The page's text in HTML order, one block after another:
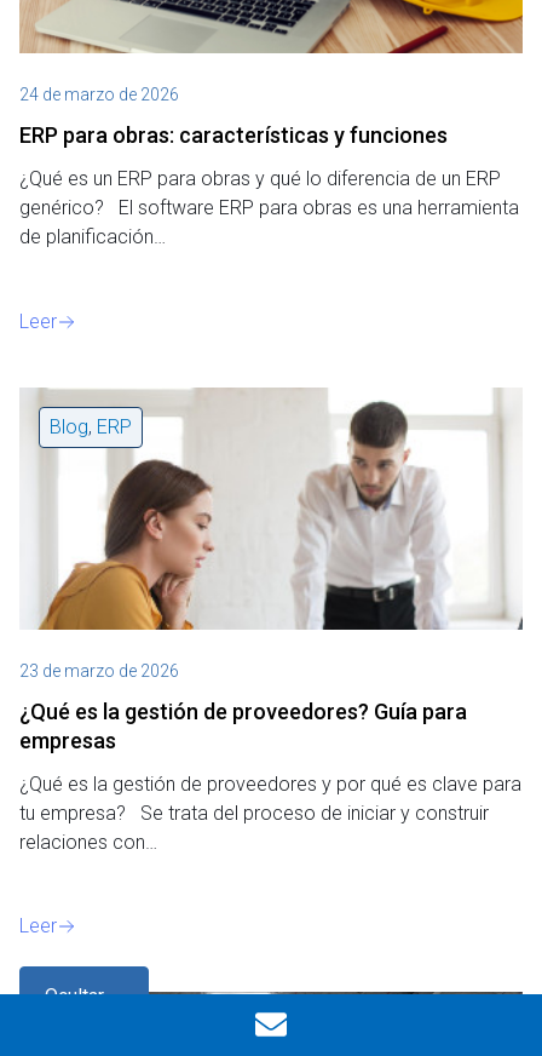
Ocultar
24 de marzo de 2026
ERP para obras: características y funciones
¿Qué es un ERP para obras y qué lo diferencia de un ERP
genérico? El software ERP para obras es una herramienta
de planificación…
Leer
Blog, ERP
23 de marzo de 2026
¿Qué es la gestión de proveedores? Guía para
empresas
¿Qué es la gestión de proveedores y por qué es clave para
tu empresa? Se trata del proceso de iniciar y construir
relaciones con…
Leer